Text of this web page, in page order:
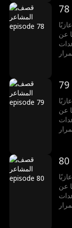
برنامج واقعي بدون سيناريو مكتوب ، يختار 40 عازبًا
عن
برنامج واقعي بدون سيناريو مكتوب ، يختار 40 عازبًا
عن
برنامج واقعي بدون سيناريو مكتوب ، يختار 40 عازبًا
عن